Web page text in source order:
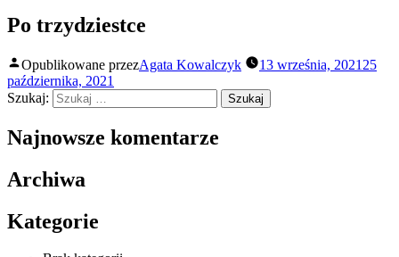
Po trzydziestce
Opublikowane przezAgata Kowalczyk 13 września, 2021 25
października, 2021
Szukaj:
Najnowsze komentarze
Archiwa
Kategorie